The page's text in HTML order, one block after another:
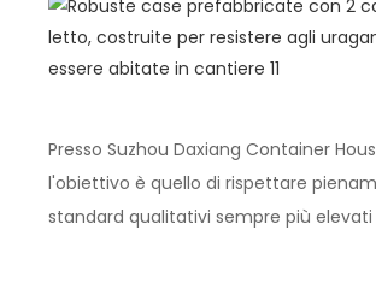
Presso Suzhou Daxiang Container
l'obiettivo è quello di rispettare
standard qualitativi sempre più